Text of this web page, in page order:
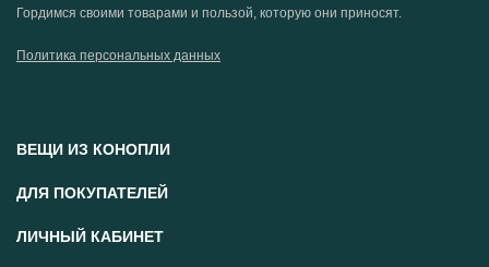
Гордимся своими товарами и пользой, которую они приносят.
Политика персональных данных
ВЕЩИ ИЗ КОНОПЛИ
ДЛЯ ПОКУПАТЕЛЕЙ
ЛИЧНЫЙ КАБИНЕТ